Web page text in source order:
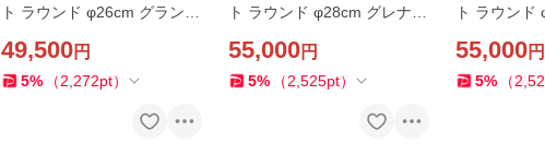
ト ラウンド φ26cm グランブ
49,500円
5% （2,272pt）
ト ラウンド φ28cm グレナデ
品】
55,000円
5% （2,525pt）
ト ラウンド
55,000円
5% （